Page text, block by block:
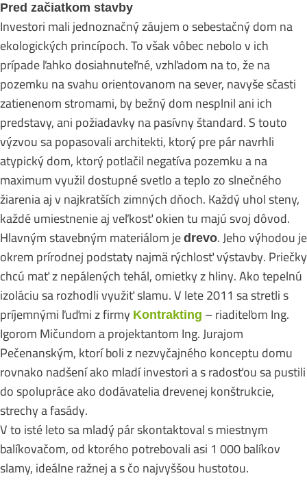
Pred začiatkom stavby
Investori mali jednoznačný záujem o sebestačný dom na
ekologických princípoch. To však vôbec nebolo v ich
prípade ľahko dosiahnuteľné, vzhľadom na to, že na
pozemku na svahu orientovanom na sever, navyše sčasti
zatienenom stromami, by bežný dom nesplnil ani ich
predstavy, ani požiadavky na pasívny štandard. S touto
výzvou sa popasovali architekti, ktorý pre pár navrhli
atypický dom, ktorý potlačil negatíva pozemku a na
maximum využil dostupné svetlo a teplo zo slnečného
žiarenia aj v najkratších zimných dňoch. Každý uhol steny,
každé umiestnenie aj veľkosť okien tu majú svoj dôvod.
Hlavným stavebným materiálom je drevo. Jeho výhodou je
okrem prírodnej podstaty najmä rýchlosť výstavby. Priečky
chcú mať z nepálených tehál, omietky z hliny. Ako tepelnú
izoláciu sa rozhodli využiť slamu. V lete 2011 sa stretli s
príjemnými ľuďmi z firmy Kontrakting – riaditeľom Ing.
Igorom Mičundom a projektantom Ing. Jurajom
Pečenanským, ktorí boli z nezvyčajného konceptu domu
rovnako nadšení ako mladí investori a s radosťou sa pustili
do spolupráce ako dodávatelia drevenej konštrukcie,
strechy a fasády.
V to isté leto sa mladý pár skontaktoval s miestnym
balíkovačom, od ktorého potrebovali asi 1 000 balíkov
slamy, ideálne ražnej a s čo najvyššou hustotou.